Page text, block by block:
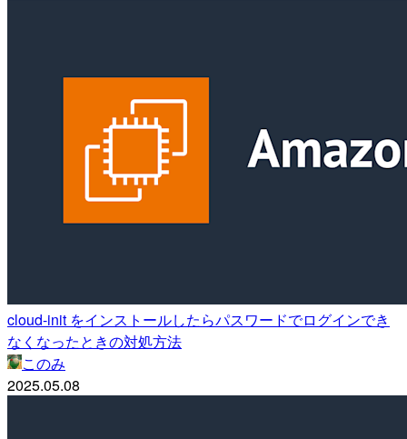
cloud-init をインストールしたらパスワードでログインでき
なくなったときの対処方法
このみ
2025.05.08